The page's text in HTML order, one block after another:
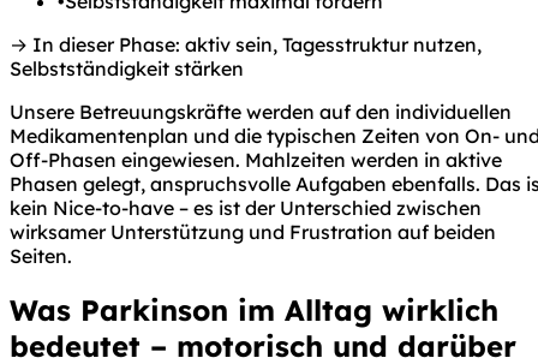
→ In dieser Phase: aktiv sein, Tagesstruktur nutzen,
Selbstständigkeit stärken
Unsere Betreuungskräfte werden auf den individuellen
Medikamentenplan und die typischen Zeiten von On-
Off-Phasen eingewiesen. Mahlzeiten werden in aktive
Phasen gelegt, anspruchsvolle Aufgaben ebenfalls. Das
kein Nice-to-have – es ist der Unterschied zwischen
wirksamer Unterstützung und Frustration auf beiden
Seiten.
Was Parkinson im Alltag wirklich
bedeutet – motorisch und darüber